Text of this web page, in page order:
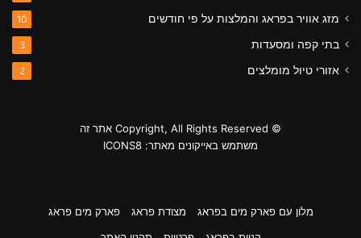
מזג אוויר בפראג והמלצות על פי חודשים 10
בתי קפה ומסעדות 3
אזורי טיול מומלצים 2
© Copyright, All Rights Reserved אתר זה
משתמש באייקונים מאתר: ICONS8
מלון עם פארק מים בפראג מצודת פראג
פארק מים פראג